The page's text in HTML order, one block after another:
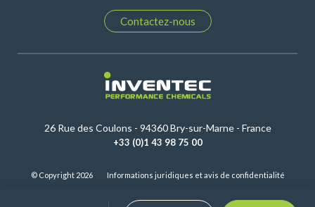
Contactez-nous
26 Rue des Coulons - 94360 Bry-sur-Marne - France
+33 (0)1 43 98 75 00
© Copyright 2026 Informations juridiques et avis de confidentialité